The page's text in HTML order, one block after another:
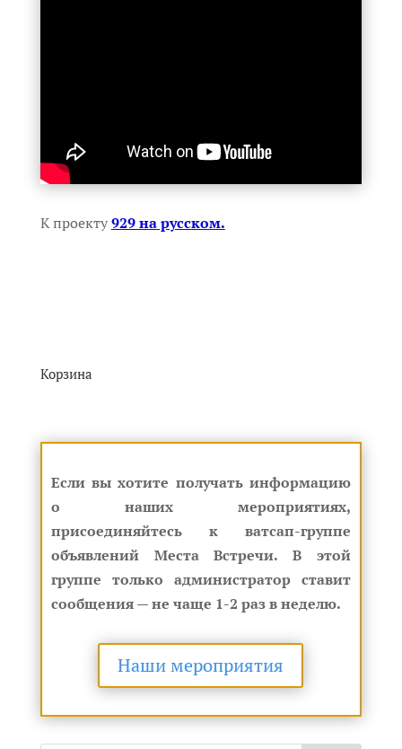
К проекту929 на русском.
Корзина
Если вы хотите получать информацию
о наших мероприятиях,
присоединяйтесь к ватсап-группе
объявлений Места Встречи. В этой
группе только администратор ставит
сообщения — не чаще 1-2 раз в неделю.
Наши мероприятия